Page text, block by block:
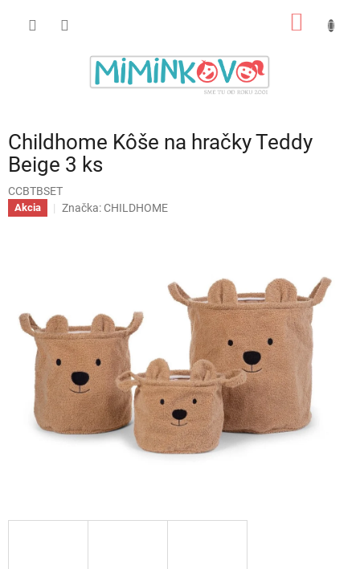
Childhome Kôše na hračky Teddy
Beige 3 ks
CCBTBSET
Akcia Značka:CHILDHOME